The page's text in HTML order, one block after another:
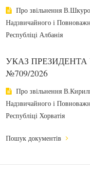
Про звільнення
Надзвичайного і
Республіці Албанія
УКАЗ ПРЕЗИДЕНТА
№709/2026
Про звільнення
Надзвичайного і
Республіці Хорватія
Пошук документів